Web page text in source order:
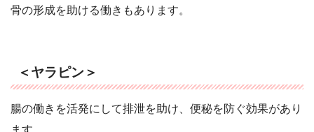
骨の形成を助ける働きもあります。
＜ヤラピン＞
腸の働きを活発にして排泄を助け、便秘を防ぐ効果があり